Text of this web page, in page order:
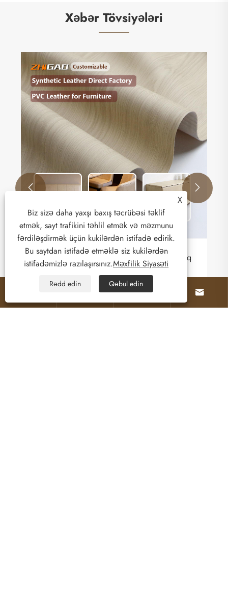
Xəbər Tövsiyələri
Zhigao Dəri Fabriki: Müasir Mebel və Yumşaq
Mebel üçün İnnovativ PVC Dəri Həlləri
Ətraflı Baxın >>
 
 
X
Biz sizə daha yaxşı baxış təcrübəsi təklif
etmək, sayt trafikini təhlil etmək və məzmunu
fərdiləşdirmək üçün kukilərdən istifadə edirik.
Bu saytdan istifadə etməklə siz kukilərdən
istifadəmizlə razılaşırsınız.Məxfilik Siyasəti
Rədd edin Qəbul edin